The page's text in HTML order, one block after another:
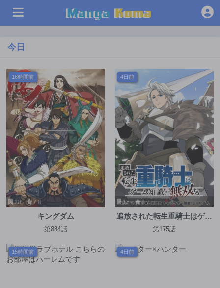
今日
16時間前
20 7.8
キングダム
第884話
4日前
15 8.7
追放された転生重騎士はゲー
ム知識で無双する
第175話
15時間前 4日前